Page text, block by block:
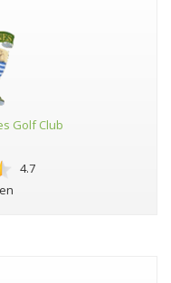
Golf Club
4.7